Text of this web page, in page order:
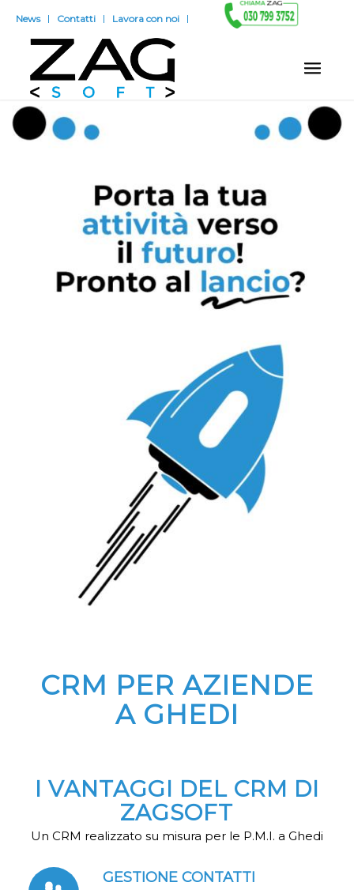
News Contatti Lavora con noi
CRM PER AZIENDE
A GHEDI
I VANTAGGI DEL CRM DI
ZAGSOFT
Un CRM realizzato su misura per le P.M.I. a Ghedi
GESTIONE CONTATTI